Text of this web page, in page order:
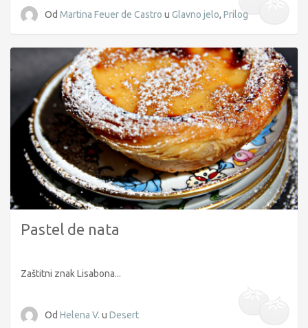
Od Martina Feuer de Castro u Glavno jelo, Prilog
Pastel de nata
Zaštitni znak Lisabona...
Od Helena V. u Desert